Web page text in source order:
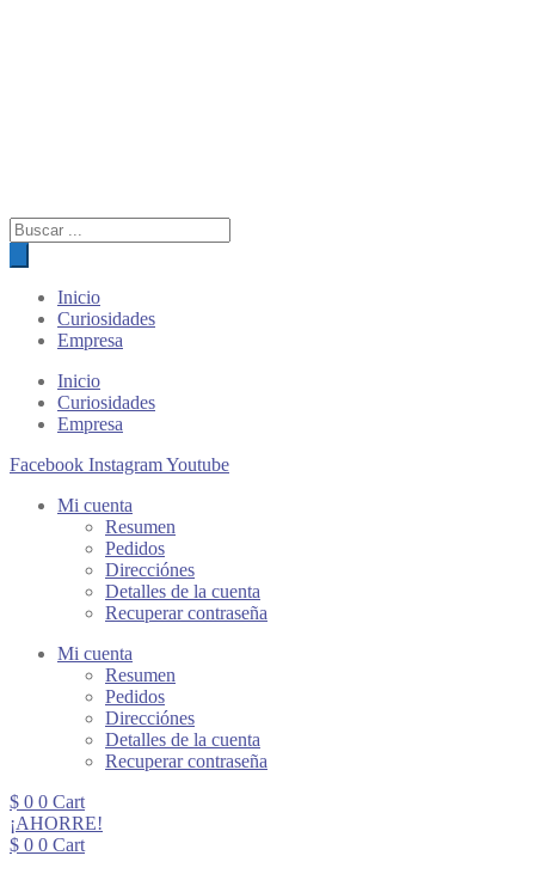
Búsqueda
de
productos
Inicio
Curiosidades
Empresa
Inicio
Curiosidades
Empresa
Facebook InstagramYoutube
Mi cuenta
Resumen
Pedidos
Direcciónes
Detalles de la cuenta
Recuperar contraseña
Mi cuenta
Resumen
Pedidos
Direcciónes
Detalles de la cuenta
Recuperar contraseña
$ 0 0 Cart
¡AHORRE!
$ 0 0 Cart